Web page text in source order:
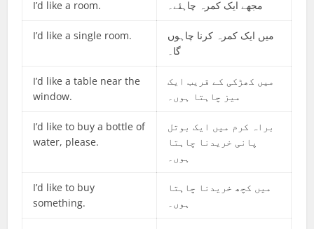
I’d like a room. مجھے ایک کمرہ چاہئے۔
I’d like a single room.
میں ایک کمرہ کرنا چاہوں
گا۔
I’d like a table near the
window.
میں کھڑکی کے قریب ایک
میز چاہتا ہوں۔
I’d like to buy a bottle of
water, please.
براہ کرم میں ایک بوتل
پانی خریدنا چاہتا
ہوں۔
I’d like to buy
something.
میں کچھ خریدنا چاہتا
ہوں۔